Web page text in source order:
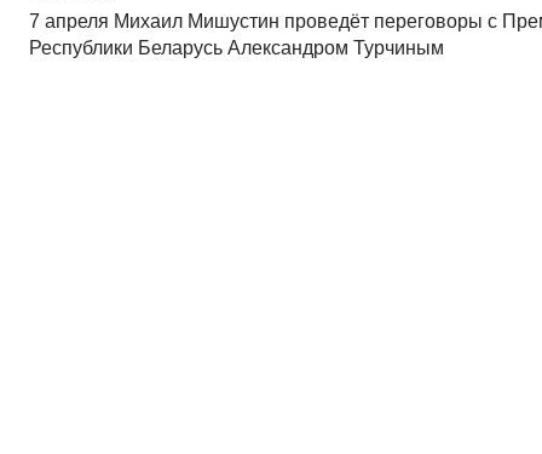
7 апреля Михаил Мишустин проведёт переговоры с
Республики Беларусь Александром Турчиным